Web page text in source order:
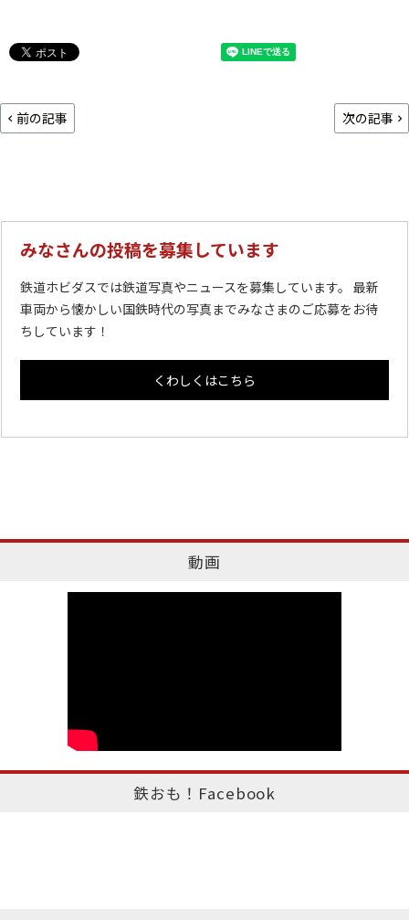
前の記事 次の記事
みなさんの投稿を募集しています
鉄道ホビダスでは鉄道写真やニュースを募集しています。 最新
車両から懐かしい国鉄時代の写真までみなさまのご応募をお待
ちしています！
くわしくはこちら
動画
鉄おも！Facebook